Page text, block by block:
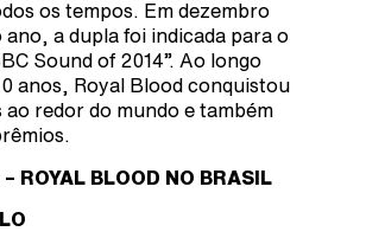
os tempos. Em dezembro
ano, a dupla foi indicada para o
Sound of 2014”. Ao longo
anos, Royal Blood conquistou
ao redor do mundo e também
ROYAL BLOOD NO BRASIL